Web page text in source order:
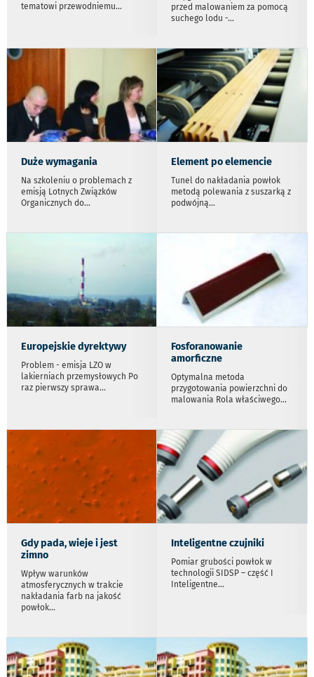
tematowi przewodniemu...
przed malowaniem za pomocą
suchego lodu -...
Duże wymagania
Na szkoleniu o problemach z
emisją Lotnych Związków
Organicznych do...
Element po elemencie
Tunel do nakładania powłok
metodą polewania z suszarką z
podwójną...
Europejskie dyrektywy
Problem - emisja LZO w
lakierniach przemysłowych Po
raz pierwszy sprawa...
Fosforanowanie
amorficzne
Optymalna metoda
przygotowania powierzchni do
malowania Rola właściwego...
Gdy pada, wieje i jest
zimno
Wpływ warunków
atmosferycznych w trakcie
nakładania farb na jakość
powłok...
Inteligentne czujniki
Pomiar grubości powłok w
technologii SIDSP – część I
Inteligentne...